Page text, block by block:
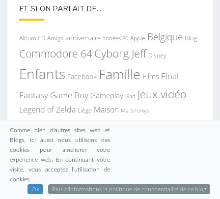
ET SI ON PARLAIT DE…
Album CD Amiga anniversaire années 80 Apple Belgique Blog
Commodore 64Cyborg Jeff Disney
Enfants Facebook Famille Films Final
Fantasy Game Boy Gameplay iPad Jeux vidéo
Legend of Zelda Liège Maison Ma Snorkys
MusiqueNintendo
Nostalgie Noël Papa Photo
Pype Resident Evil rose Seraing SmartPhone
Mario Vacances Vidéos Web Wii Youtube école
Comme bien d'autres sites web et
Blogs, ici aussi nous utilisons des
cookies pour améliorer votre
expérience web. En continuant votre
visite, vous acceptez l'utilisation de
cookies.
Ok
Plus d'informations la politique de confidentialité de ce blog